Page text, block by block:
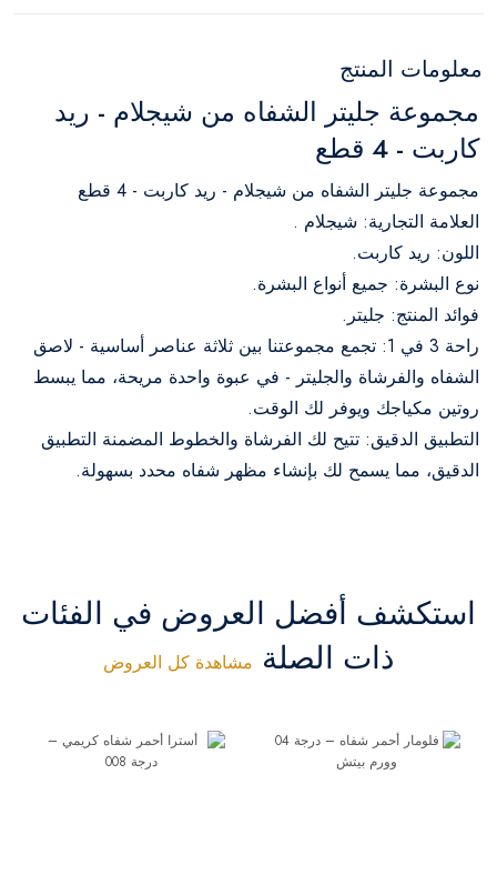
معلومات المنتج
مجموعة جليتر الشفاه من شيجلام - ريد
كاربت - 4 قطع
مجموعة جليتر الشفاه من شيجلام - ريد كاربت - 4 قطع
العلامة التجارية: شيجلام .
اللون: ريد كاربت.
نوع البشرة: جميع أنواع البشرة.
فوائد المنتج: جليتر.
راحة 3 في 1: تجمع مجموعتنا بين ثلاثة عناصر أساسية - لاصق
الشفاه والفرشاة والجليتر - في عبوة واحدة مريحة، مما يبسط
روتين مكياجك ويوفر لك الوقت.
التطبيق الدقيق: تتيح لك الفرشاة والخطوط المضمنة التطبيق
الدقيق، مما يسمح لك بإنشاء مظهر شفاه محدد بسهولة.
استكشف أفضل العروض في الفئات
ذات الصلة مشاهدة كل العروض